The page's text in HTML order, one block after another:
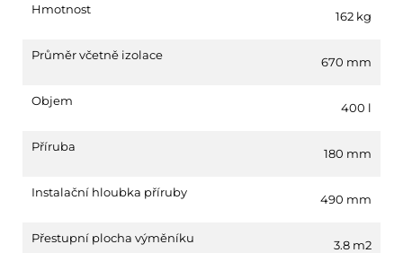
Hmotnost 162 kg
Průměr včetně izolace 670 mm
Objem 400 l
Příruba 180 mm
Instalační hloubka příruby 490 mm
Přestupní plocha výměníku 3.8 m2